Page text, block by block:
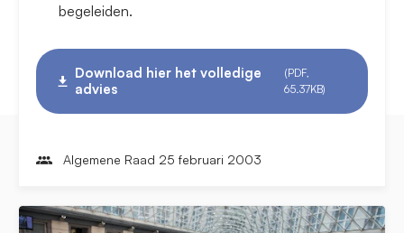
begeleiden.
Download hier het volledige
advies
(PDF,
65.37KB)
Algemene Raad 25 februari 2003